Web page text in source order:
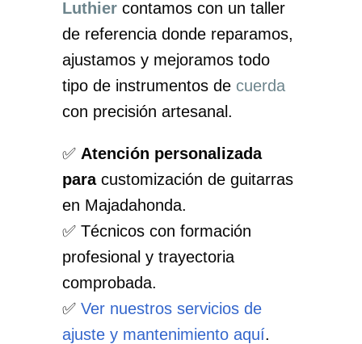
Luthiercontamos con un taller
de referencia donde reparamos,
ajustamos y mejoramos todo
tipo de instrumentos de cuerda
con precisión artesanal.
✅ Atención personalizada
paracustomización de guitarras
en Majadahonda.
✅ Técnicos con formación
profesional y trayectoria
comprobada.
✅ Ver nuestros servicios de
ajuste y mantenimiento aquí.